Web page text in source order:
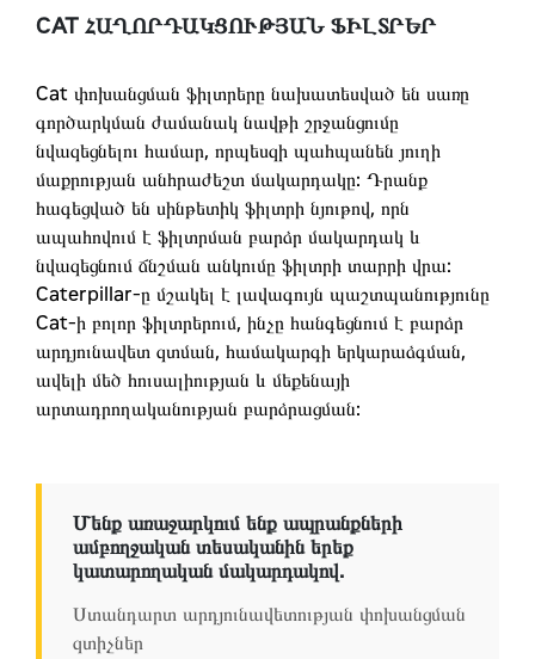
CAT ՀԱՂՈՐԴԱԿՑՈՒԹՅԱՆ ՖԻԼՏՐԵՐ
Cat փոխանցման ֆիլտրերը նախատեսված են սառը
գործարկման ժամանակ նավթի շրջանցումը
նվազեցնելու համար, որպեսզի պահպանեն յուղի
մաքրության անհրաժեշտ մակարդակը: Դրանք
հագեցված են սինթետիկ ֆիլտրի նյութով, որն
ապահովում է ֆիլտրման բարձր մակարդակ և
նվազեցնում ճնշման անկումը ֆիլտրի տարրի վրա:
Caterpillar-ը մշակել է լավագույն պաշտպանությունը
Cat-ի բոլոր ֆիլտրերում, ինչը հանգեցնում է բարձր
արդյունավետ զտման, համակարգի երկարաձգման,
ավելի մեծ հուսալիության և մեքենայի
արտադրողականության բարձրացման:
Մենք առաջարկում ենք ապրանքների
ամբողջական տեսականին երեք
կատարողական մակարդակով.
Ստանդարտ արդյունավետության փոխանցման
զտիչներ